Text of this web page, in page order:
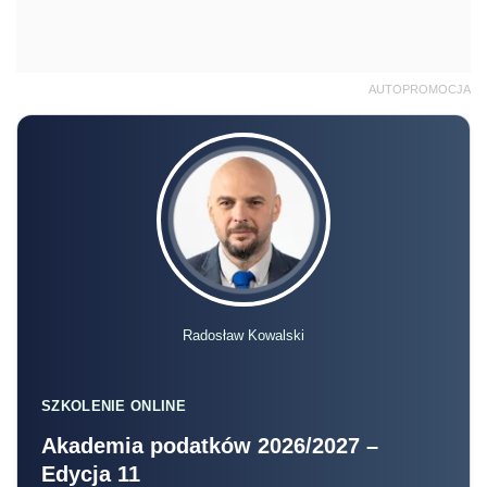
AUTOPROMOCJA
Radosław Kowalski
SZKOLENIE ONLINE
Akademia podatków 2026/2027 –
Edycja 11